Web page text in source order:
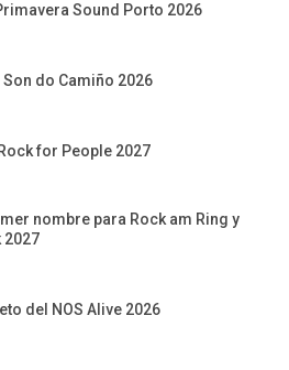
Sound Porto 2026
do Camiño 2026
for People 2027
nombre para Rock am Ring y
2027
del NOS Alive 2026